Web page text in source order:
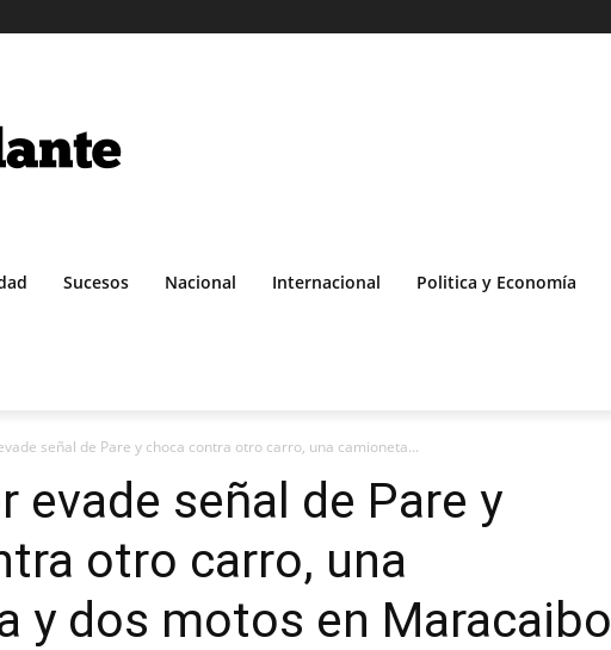
Sucesos Nacional Internacional Politica y Economía
señal de Pare y choca contra otro carro, una camioneta...
evade señal de Pare y
otro carro, una
y dos motos en Maracaibo